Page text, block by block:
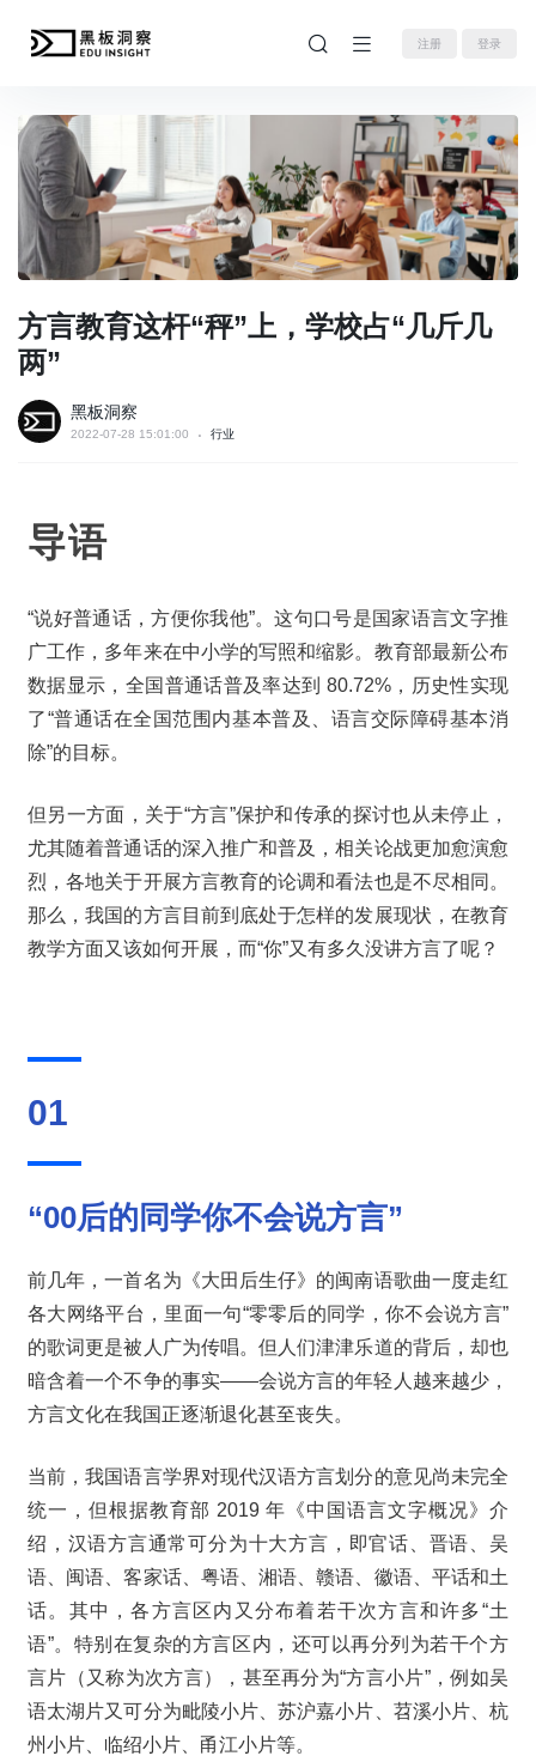
注册 登录
方言教育这杆“秤”上，学校占“几斤几
两”
黑板洞察
2022-07-28 15:01:00 行业
导语
“说好普通话，方便你我他”。这句口号是国家语言文字推
广工作，多年来在中小学的写照和缩影。教育部最新公布
数据显示，全国普通话普及率达到 80.72%，历史性实现
了“普通话在全国范围内基本普及、语言交际障碍基本消
除”的目标。
但另一方面，关于“方言”保护和传承的探讨也从未停止，
尤其随着普通话的深入推广和普及，相关论战更加愈演愈
烈，各地关于开展方言教育的论调和看法也是不尽相同。
那么，我国的方言目前到底处于怎样的发展现状，在教育
教学方面又该如何开展，而“你”又有多久没讲方言了呢？
01
“00后的同学你不会说方言”
前几年，一首名为《大田后生仔》的闽南语歌曲一度走红
各大网络平台，里面一句“零零后的同学，你不会说方言”
的歌词更是被人广为传唱。但人们津津乐道的背后，却也
暗含着一个不争的事实——会说方言的年轻人越来越少，
方言文化在我国正逐渐退化甚至丧失。
当前，我国语言学界对现代汉语方言划分的意见尚未完全
统一，但根据教育部 2019 年《中国语言文字概况》介
绍，汉语方言通常可分为十大方言，即官话、晋语、吴
语、闽语、客家话、粤语、湘语、赣语、徽语、平话和土
话。其中，各方言区内又分布着若干次方言和许多“土
语”。特别在复杂的方言区内，还可以再分列为若干个方
言片（又称为次方言），甚至再分为“方言小片”，例如吴
语太湖片又可分为毗陵小片、苏沪嘉小片、苕溪小片、杭
州小片、临绍小片、甬江小片等。